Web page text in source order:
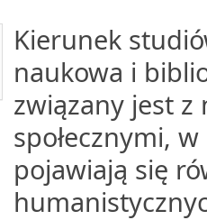
Kierunek
naukowa i
związany jest z
społecznymi,
pojawiają się